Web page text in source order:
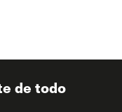
de todo